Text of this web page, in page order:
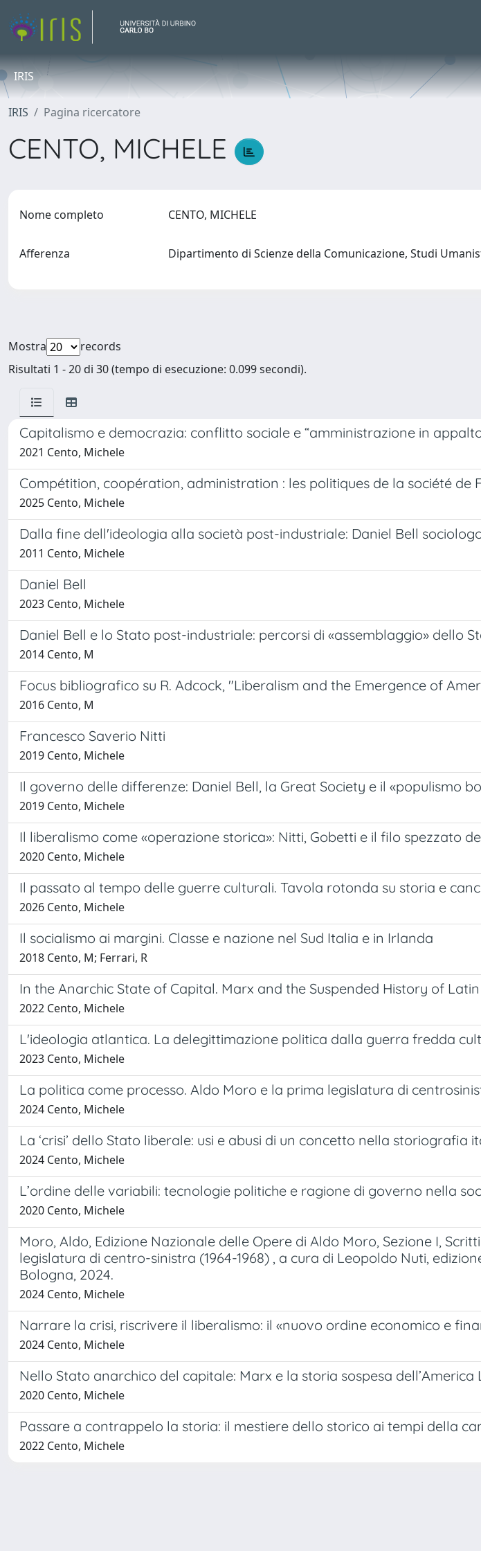
IRIS
IRIS Pagina ricercatore
CENTO, MICHELE
Nome completo CENTO, MICHELE
Afferenza Dipartimento di Scienze della Comunicazione, Studi
Mostra
records
Risultati 1 - 20 di 30 (tempo di esecuzione: 0.099 secondi).
Capitalismo e democrazia: conflitto sociale e “amministrazione in
2021 Cento, Michele
Compétition, coopération, administration : les politiques de la société de
2025 Cento, Michele
Dalla fine dell'ideologia alla società post-industriale: Daniel Bell
2011 Cento, Michele
Daniel Bell
2023 Cento, Michele
Daniel Bell e lo Stato post-industriale: percorsi di «assemblaggio» dello
2014 Cento, M
Focus bibliografico su R. Adcock, "Liberalism and the Emergence of
2016 Cento, M
Francesco Saverio Nitti
2019 Cento, Michele
Il governo delle differenze: Daniel Bell, la Great Society e il «populismo
2019 Cento, Michele
Il liberalismo come «operazione storica»: Nitti, Gobetti e il filo spezzato
2020 Cento, Michele
Il passato al tempo delle guerre culturali. Tavola rotonda su storia e
2026 Cento, Michele
Il socialismo ai margini. Classe e nazione nel Sud Italia e in Irlanda
2018 Cento, M; Ferrari, R
In the Anarchic State of Capital. Marx and the Suspended History of
2022 Cento, Michele
L'ideologia atlantica. La delegittimazione politica dalla guerra fredda
2023 Cento, Michele
La politica come processo. Aldo Moro e la prima legislatura di
2024 Cento, Michele
La ‘crisi’ dello Stato liberale: usi e abusi di un concetto nella storiografia
2024 Cento, Michele
L’ordine delle variabili: tecnologie politiche e ragione di governo nella
2020 Cento, Michele
Moro, Aldo, Edizione Nazionale delle Opere di Aldo Moro, Sezione I,
legislatura di centro-sinistra (1964-1968) , a cura di Leopoldo Nuti,
Bologna, 2024.
2024 Cento, Michele
Narrare la crisi, riscrivere il liberalismo: il «nuovo ordine economico e
2024 Cento, Michele
Nello Stato anarchico del capitale: Marx e la storia sospesa dell’America
2020 Cento, Michele
Passare a contrappelo la storia: il mestiere dello storico ai tempi della
2022 Cento, Michele